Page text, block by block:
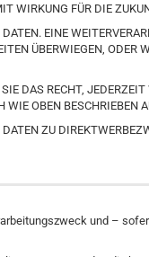
WIRKUNG FÜR DIE
EINE
ÜBERWIEGEN,
DAS RECHT,
WIE OBEN BESCHRIEBEN
ZU
und –